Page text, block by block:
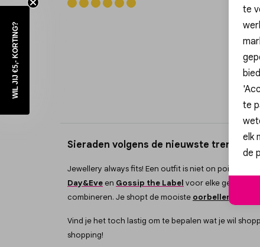
Sieraden volgens de nieuwste trends
Jewellery always fits! Een outfit is niet on point
Day&Eve en Gossip the Label voor elke
combineren. Je shopt de mooiste oorbellen
Vind je het toch lastig om te bepalen wat je wil
shopping!
te
te
elk
de
WIL JIJ €5,- KORTING?